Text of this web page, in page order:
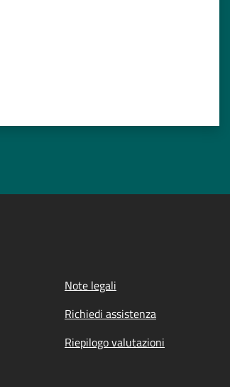
Note legali
Richiedi assistenza
Riepilogo valutazioni